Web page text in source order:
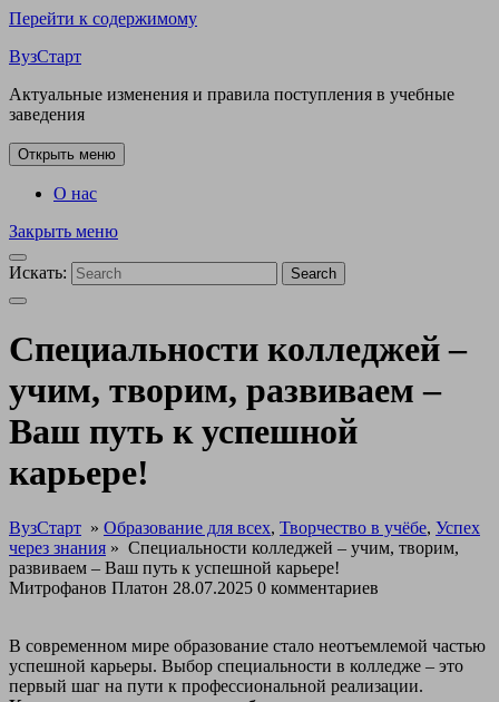
Перейти к содержимому
ВузСтарт
Актуальные изменения и правила поступления в учебные
заведения
Открыть меню
О нас
Закрыть меню
Искать: Search
Специальности колледжей –
учим, творим, развиваем –
Ваш путь к успешной
карьере!
ВузСтарт » Образование для всех, Творчество в учёбе, Успех
через знания » Специальности колледжей – учим, творим,
развиваем – Ваш путь к успешной карьере!
Митрофанов Платон 28.07.2025 0 комментариев
В современном мире образование стало неотъемлемой частью
успешной карьеры. Выбор специальности в колледже – это
первый шаг на пути к профессиональной реализации.